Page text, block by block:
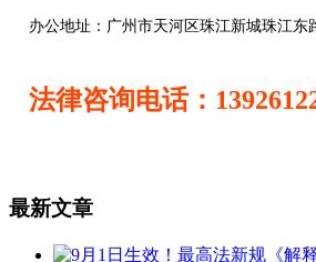
办公地址： 广州市天河区珠江新城珠江东
法律咨询电话：
最新文章